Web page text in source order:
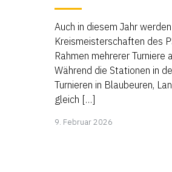
Auch in diesem Jahr
Kreismeisterschaften des
Rahmen mehrerer Turniere
Während die Stationen in
Turnieren in Blaubeuren,
gleich […]
9. Februar 2026